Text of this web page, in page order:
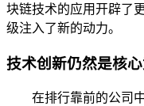
块链技术的应用开辟了
级注入了新的动力。
技术创新仍然是核
在排行靠前的公司